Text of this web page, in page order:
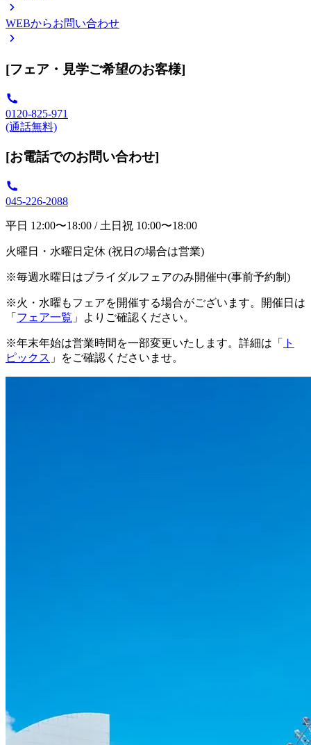
WEBからお問い合わせ
[フェア・見学ご希望のお客様]
0120-825-971
(通話無料)
[お電話でのお問い合わせ]
045-226-2088
平日 12:00〜18:00 / 土日祝 10:00〜18:00
火曜日・水曜日定休 (祝日の場合は営業)
※毎週水曜日はブライダルフェアのみ開催中(事前予約制)
※火・水曜もフェアを開催する場合がございます。開催日は
「 フェア一覧 」よりご確認ください。
※年末年始は営業時間を一部変更いたします。詳細は「
ト
ピックス 」をご確認くださいませ。